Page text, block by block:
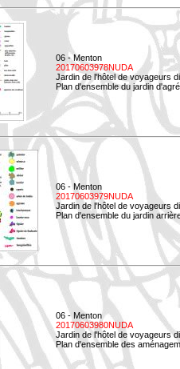
06 - Menton
20170603978NUDA
Jardin de l'hôtel de voyageurs
Plan d'ensemble du jardin
06 - Menton
20170603979NUDA
Jardin de l'hôtel de voyageurs
Plan d'ensemble du jardin
06 - Menton
20170603980NUDA
Jardin de l'hôtel de voyageurs
Plan d'ensemble des